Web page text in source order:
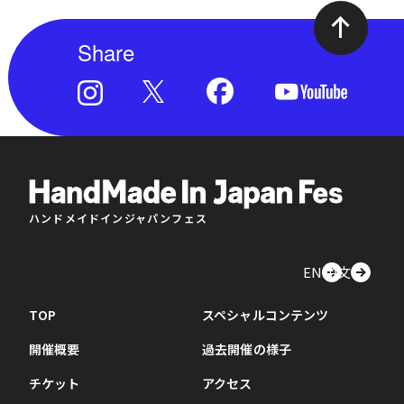
Share
ハンドメイドインジャパンフェス
EN中文
TOP
開催概要
チケット
スペシャルコンテンツ
過去開催の様子
アクセス